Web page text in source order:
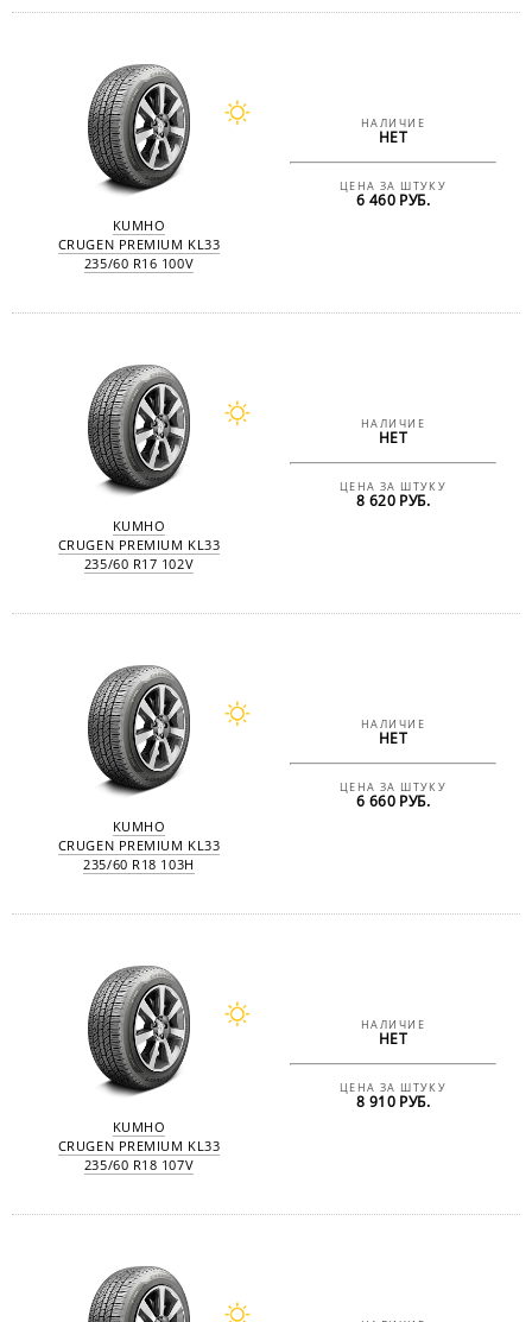
KUMHO
CRUGEN PREMIUM KL33
235/60 R16 100V
НАЛИЧИЕ
НЕТ
ЦЕНА ЗА ШТУКУ
6 460 РУБ.
KUMHO
CRUGEN PREMIUM KL33
235/60 R17 102V
НАЛИЧИЕ
НЕТ
ЦЕНА ЗА ШТУКУ
8 620 РУБ.
KUMHO
CRUGEN PREMIUM KL33
235/60 R18 103H
НАЛИЧИЕ
НЕТ
ЦЕНА ЗА ШТУКУ
6 660 РУБ.
KUMHO
CRUGEN PREMIUM KL33
235/60 R18 107V
НАЛИЧИЕ
НЕТ
ЦЕНА ЗА ШТУКУ
8 910 РУБ.